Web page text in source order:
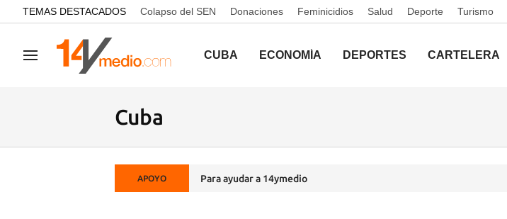
common.go-to-content
TEMAS DESTACADOS Colapso del SEN Donaciones Feminicidios Salud Deporte Turismo
Navegación CUBA ECONOMÍA DEPORTES CARTELERA
Cuba
APOYO Para ayudar a 14ymedio